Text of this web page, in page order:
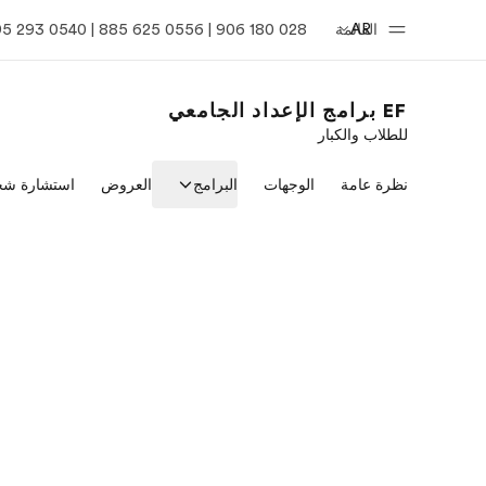
القائمة
AR
028 180 906 | 0556 625 885 | 0540 293 395
أهلا بكم في إي أف شاهد كل ما
EF برامج الإعداد الجامعي
للطلاب والكبار
نظرة عامة الوجهات البرامج العروض استشارة